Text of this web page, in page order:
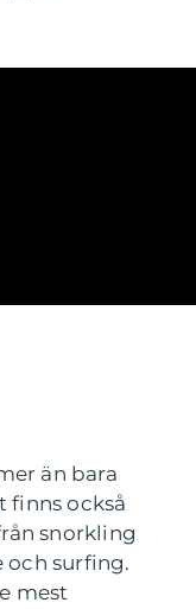
än bara
finns också
snorkling
surfing.
mest